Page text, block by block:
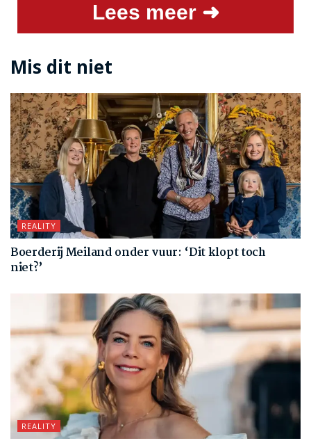
Lees meer ➜
Mis dit niet
REALITY
Boerderij Meiland onder vuur: ‘Dit klopt toch
niet?’
REALITY